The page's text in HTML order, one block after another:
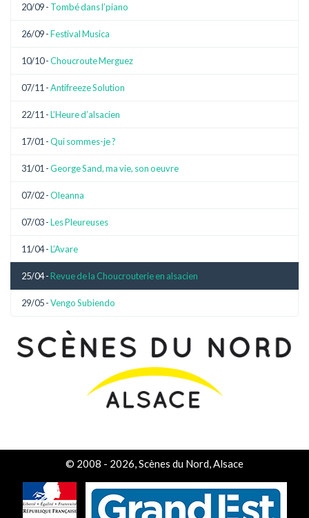
20/09 - Tombé dans l’piano
26/09 -Festival Musica
10/10 -Choucroute Merguez
07/11 -Antifreeze Solution
22/11 -L’Heure d’alsacien
17/01 -Qui sommes-je ?
31/01 -George Sand, ma vie, son oeuvre
07/02 -Oleanna
07/03 -Les Pleureuses
11/04 -L’Avare
25/04 - Revue de la Choucrouterie en alsacien
29/05 -Vengo Subiendo
© 2008 - 2026, Scènes du Nord, Alsace